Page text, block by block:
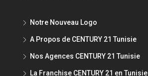
Notre Nouveau Logo
A Propos de CENTURY 21 Tunisie
Nos Agences CENTURY 21 Tunisie
La Franchise CENTURY 21 en Tunisie